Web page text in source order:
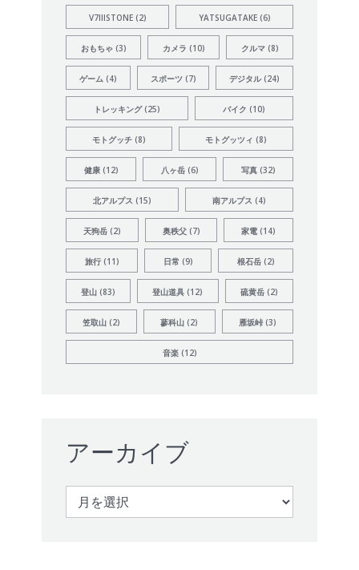
V7IIISTONE(2) YATSUGATAKE(6)
おもちゃ (3) カメラ (10) クルマ(8)
ゲーム(4) スポーツ (7) デジタル(24)
トレッキング(25) バイク (10)
モトグッチ (8) モトグッツィ (8)
健康(12) 八ヶ岳(6) 写真(32)
北アルプス (15) 南アルプス (4)
天狗岳(2) 奥秩父(7) 家電 (14)
旅行(11) 日常 (9) 根石岳(2)
登山 (83) 登山道具 (12) 硫黄岳(2)
笠取山 (2) 蓼科山 (2) 雁坂峠(3)
音楽(12)
アーカイブ